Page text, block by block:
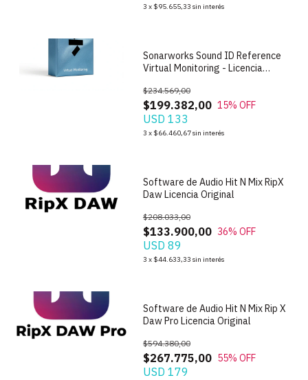
3 x $95.655,33 sin interés
Sonarworks Sound ID Reference
Virtual Monitoring - Licencia
$199.382,00
$234.569,00
15% OFF
USD 133
3 x $66.460,67sin interés
Software de Audio Hit N Mix RipX
Daw Licencia Original
$133.900,00
$208.033,00
36% OFF
USD 89
3 x $44.633,33 sin interés
Software de Audio Hit N Mix Rip X
Daw Pro Licencia Original
$267.775,00
$594.380,00
55% OFF
USD 179